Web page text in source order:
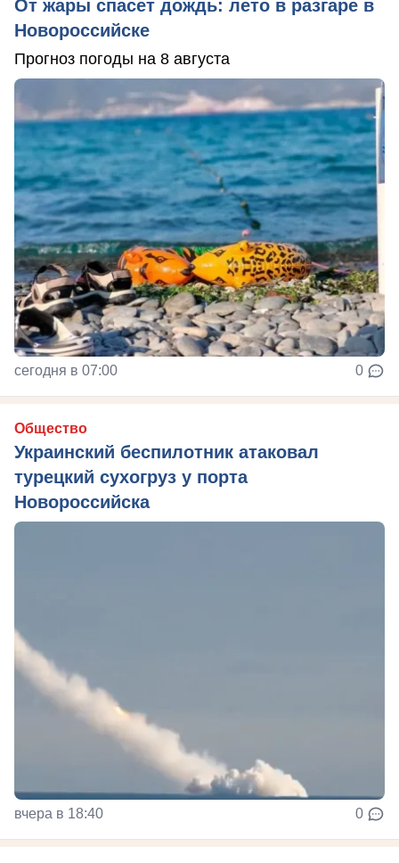
От жары спасет дождь: лето в разгаре в
Новороссийске
Прогноз погоды на 8 августа
сегодня в 07:00 0
Общество
Украинский беспилотник атаковал
турецкий сухогруз у порта
Новороссийска
вчера в 18:40 0